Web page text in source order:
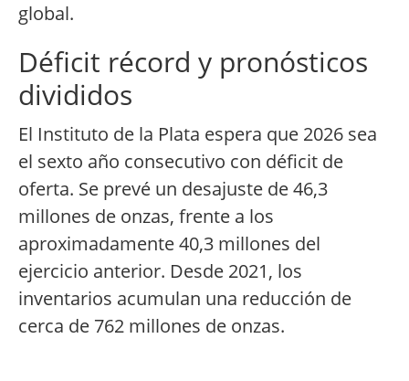
global.
Déficit récord y pronósticos
divididos
El Instituto de la Plata espera que 2026 sea
el sexto año consecutivo con déficit de
oferta. Se prevé un desajuste de 46,3
millones de onzas, frente a los
aproximadamente 40,3 millones del
ejercicio anterior. Desde 2021, los
inventarios acumulan una reducción de
cerca de 762 millones de onzas.